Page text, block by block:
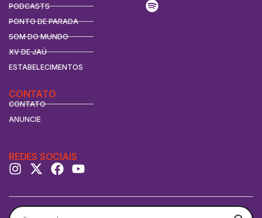
PODCASTS
PONTO DE PARADA
SOM DO MUNDO
XV DE JAÚ
ESTABELECIMENTOS
CONTATO
CONTATO
ANUNCIE
REDES SOCIAIS